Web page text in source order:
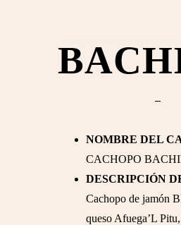
NOMBRE DEL
CACHOPO
DESCRIPCIÓN
Cachopo de jamón
queso Afuega’L